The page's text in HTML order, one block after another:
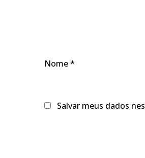
Nome*
Salvar meus dados